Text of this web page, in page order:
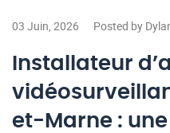
03 Juin, 2026 Posted by
Installateur
et-Marne :